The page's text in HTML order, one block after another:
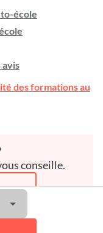
école
avis
des formations au
conseille.